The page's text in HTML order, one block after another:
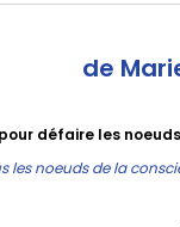
de
défaire les
les noeuds de la